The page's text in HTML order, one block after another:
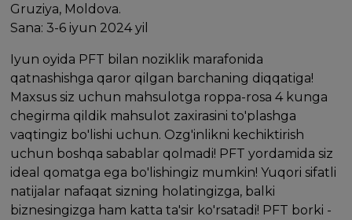
Gruziya, Moldova.
Sana: 3-6 iyun 2024 yil
Iyun oyida PFT bilan noziklik marafonida
qatnashishga qaror qilgan barchaning diqqatiga!
Maxsus siz uchun mahsulotga roppa-rosa 4 kunga
chegirma qildik mahsulot zaxirasini to'plashga
vaqtingiz bo'lishi uchun. Ozg'inlikni kechiktirish
uchun boshqa sabablar qolmadi! PFT yordamida siz
ideal qomatga ega bo'lishingiz mumkin! Yuqori sifatli
natijalar nafaqat sizning holatingizga, balki
biznesingizga ham katta ta'sir ko'rsatadi! PFT borki -